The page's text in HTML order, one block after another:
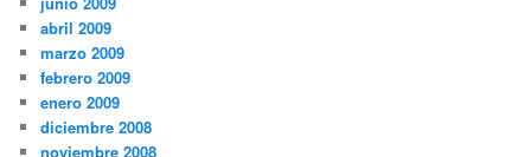
abril 2009
marzo 2009
febrero 2009
enero 2009
diciembre 2008
noviembre 2008